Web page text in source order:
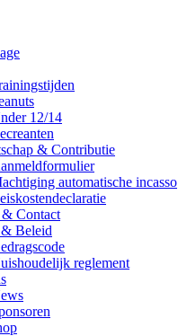
12/14
& Contributie
automatische incasso
Contact
Beleid
reglement